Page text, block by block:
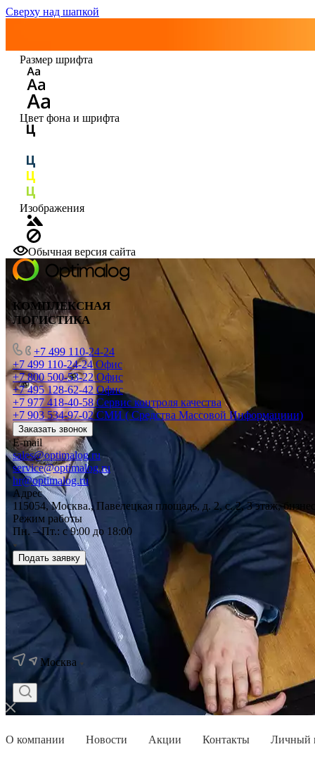
Сверху над шапкой
Размер шрифта
Цвет фона и шрифта
Изображения
Обычная версия сайта
КОМПЛЕКСНАЯ
ЛОГИСТИКА
+7 499 110-24-24
+7 499 110-24-24Офис
+7 800 500-53-22Офис
+7 495 128-62-42 Офис
+7 977 418-40-58Сервис контроля качества
+7 903 534-97-02СМИ ( Средства Массовой Информациии)
Заказать звонок
E-mail
sales@optimalog.ru
service@optimalog.ru
hr@optimalog.ru
Адрес
115054, Москва., Павелецкая площадь, д. 2, с. 2, 3 этаж,
Режим работы
Пн. – Пт.: с 9:00 до 18:00
Подать заявку
Москва
О компании Новости Акции Контакты Личный